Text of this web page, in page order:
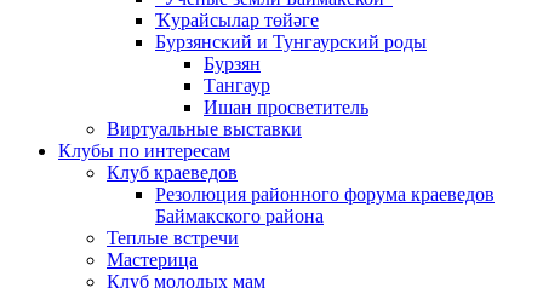
Ҡурайсылар төйәге
Бурзянский и Тунгаурский роды
Бурзян
Тангаур
Ишан просветитель
Виртуальные выставки
Клубы по интересам
Клуб краеведов
Резолюция районного форума краеведов
Баймакского района
Теплые встречи
Мастерица
Клуб молодых мам